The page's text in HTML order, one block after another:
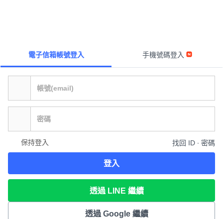
電子信箱帳號登入 手機號碼登入
保持登入 找回 ID ∙ 密碼
登入
透過 LINE 繼續
透過 Google 繼續